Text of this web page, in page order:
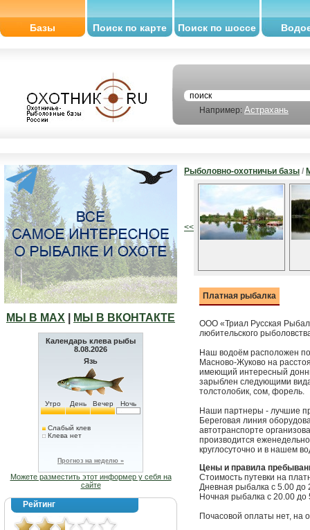
Базы Поиск по карте Поиск по шоссе
Например: Астрахань
МЫ В МАХ МЫ В ВКОНТАКТЕ
Календарь клева рыбы
8.08.2026
Язь
Утро День Вечер Ночь
Слабый клев
Клева нет
Прогноз на неделю »
Можете разместить этот информер у себя на
сайте
Рейтинг
Рыболовно-охотничьи базы /
<<
Платная рыбалка
ООО «Триал Русская
любительского
Наш водоём расположен по
Масново-Жуково на
имеющий интересный
зарыблен следующими
толстолобик, сом, форель.
Наши партнеры - лучшие
Береговая линия
автотранспорте
производится
круглосуточно и в нашем
Цены и правила
Стоимость путевки на
Дневная рыбалка с 5.00 до
Ночная рыбалка с 20.00 до
Почасовой оплаты нет, на